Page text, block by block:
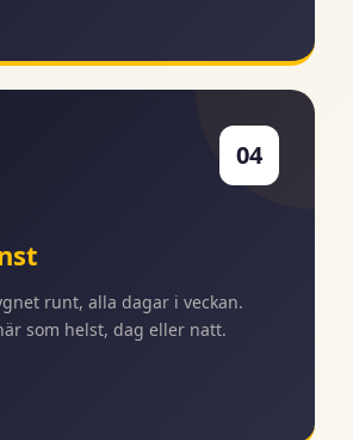
04
runt, alla dagar i veckan.
som helst, dag eller natt.